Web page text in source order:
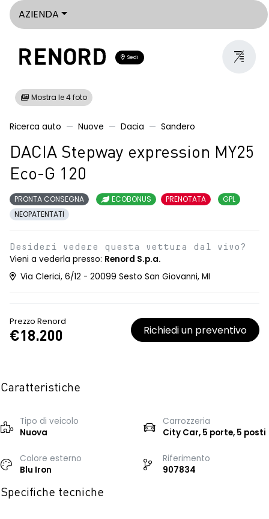
AZIENDA
Sedi
Mostra le 4 foto
Ricerca auto Nuove Dacia Sandero
DACIA Stepway expression MY25
Eco-G 120
PRONTA CONSEGNA ECOBONUS PRENOTATA
GPL
NEOPATENTATI
Desideri vedere questa vettura dal vivo?
Vieni a vederla presso: Renord S.p.a.
Via Clerici, 6/12 - 20099 Sesto San Giovanni, MI
Prezzo Renord
€18.200 Richiedi un preventivo
Caratteristiche
Tipo di veicolo
Nuova
Carrozzeria
City Car, 5 porte, 5 posti
Colore esterno
Blu Iron
Riferimento
907834
Specifiche tecniche